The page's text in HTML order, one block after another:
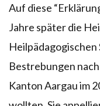
Auf diese
Jahre später die
Heilpädagogischen
Bestrebungen
Kanton Aargau im